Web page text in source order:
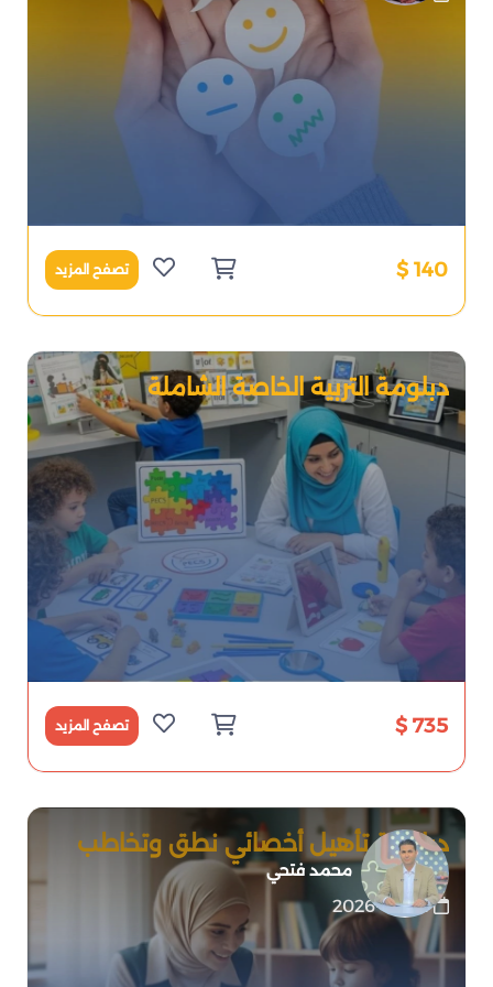
140 $ تصفح المزيد
دبلومة التربية الخاصة الشاملة
735 $ تصفح المزيد
محمد فتحي
دبلومة تأهيل أخصائي نطق وتخاطب
محترف
2026-07-01